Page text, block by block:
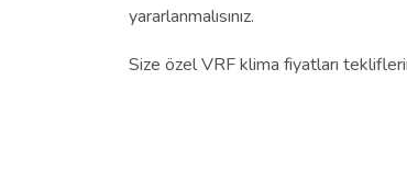
yararlanmalısınız.
Size özel VRF klima fiyatları